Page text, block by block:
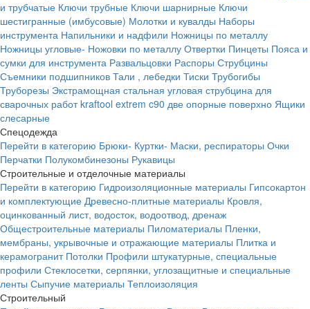
и трубчатые Ключи трубные Ключи шарнирные Ключи
шестигранные (имбусовые) Молотки и кувалды Наборы
инструмента Напильники и надфили Ножницы по металлу
Ножницы угловые- Ножовки по металлу Отвертки Пинцеты Пояса и
сумки для инструмента Развальцовки Распоры Струбцины
Съемники подшипников Тали , лебедки Тиски Трубогибы
Труборезы Экстрамощная стальная угловая струбцина для
сварочных работ kraftool extrem c90 две опорные поверхно Ящики
слесарные
Спецодежда
Перейти в категорию Брюки- Куртки- Маски, респираторы Очки
Перчатки Полукомбинезоны Рукавицы
Строительные и отделочные материалы
Перейти в категорию Гидроизоляционные материалы Гипсокартон
и комплектующие Древесно-плитные материалы Кровля,
оцинкованный лист, водосток, водоотвод, дренаж
Общестроительные материалы Пиломатериалы Пленки,
мембраны, укрывочные и отражающие материалы Плитка и
керамогранит Потолки Профили штукатурные, специальные
профили Стеклосетки, серпянки, углозащитные и специальные
ленты Сыпучие материалы Теплоизоляция
Строительный